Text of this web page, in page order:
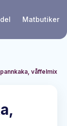
Matbutiker
våffelmix